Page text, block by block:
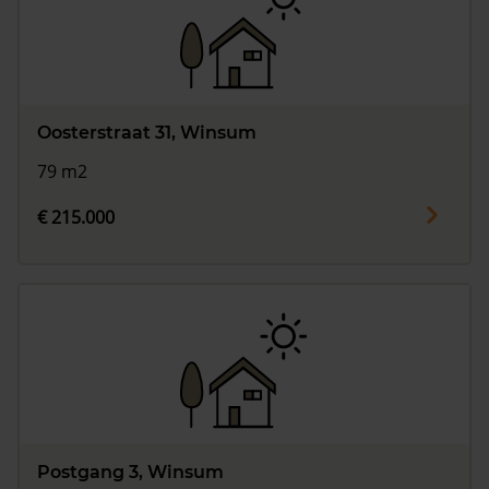
Oosterstraat 31, Winsum
79 m2
€ 215.000
Postgang 3, Winsum